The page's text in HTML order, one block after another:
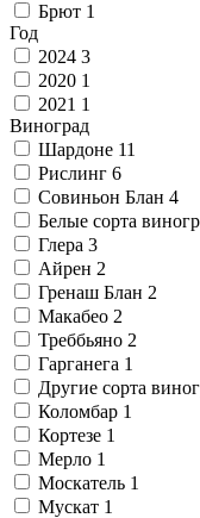
Брют 1
Год
2024 3
2020 1
2021 1
Виноград
Шардоне 11
Рислинг 6
Совиньон Блан 4
Белые сорта
Глера 3
Айрен 2
Гренаш Блан 2
Макабео 2
Треббьяно 2
Гарганега 1
Другие сорта
Коломбар 1
Кортезе 1
Мерло 1
Москатель 1
Мускат 1